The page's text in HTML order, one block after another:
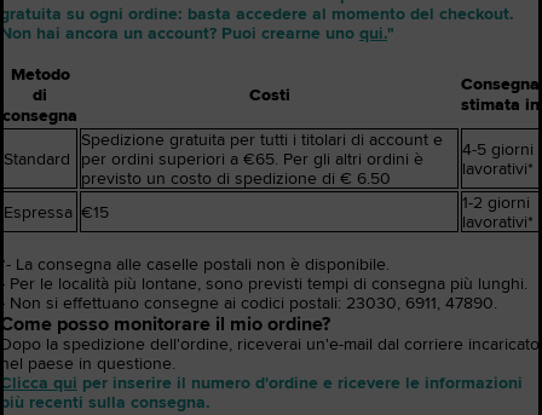
gratuita su ogni ordine: basta accedere al momento del checkout.
Non hai ancora un account? Puoi crearne uno qui."
Metodo
di
consegna
Costi
Consegna
stimata in
Standard
Spedizione gratuita per tutti i titolari di account e
per ordini superiori a €65. Per gli altri ordini è
previsto un costo di spedizione di € 6.50
4-5 giorni
lavorativi*
Espressa €15
1-2 giorni
lavorativi*
*- La consegna alle caselle postali non è disponibile.
- Per le località più lontane, sono previsti tempi di consegna più lunghi.
- Non si effettuano consegne ai codici postali: 23030, 6911, 47890.
Come posso monitorare il mio ordine?
Dopo la spedizione dell'ordine, riceverai un'e-mail dal corriere incaricato
nel paese in questione.
Clicca qui per inserire il numero d'ordine e ricevere le informazioni
più recenti sulla consegna.